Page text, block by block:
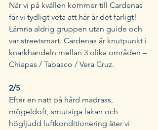
När vi på kvällen kommer till Cardenas
får vi tydligt veta att här är det farligt!
Lämna aldrig gruppen utan guide och
var streetsmart. Cardenas är knutpunkt i
knarkhandeln mellan 3 olika områden –
Chiapas / Tabasco / Vera Cruz.
2/5
Efter en natt på hård madrass,
mögeldoft, smutsiga lakan och
högljudd luftkonditionering äter vi